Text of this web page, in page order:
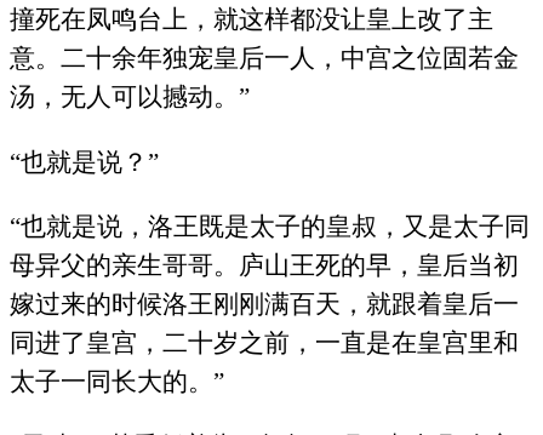
撞死在凤鸣台上，就这样都没让皇上改了主
意。二十余年独宠皇后一人，中宫之位固若金
汤，无人可以撼动。”
“也就是说？”
“也就是说，洛王既是太子的皇叔，又是太子同
母异父的亲生哥哥。庐山王死的早，皇后当初
嫁过来的时候洛王刚刚满百天，就跟着皇后一
同进了皇宫，二十岁之前，一直是在皇宫里和
太子一同长大的。”